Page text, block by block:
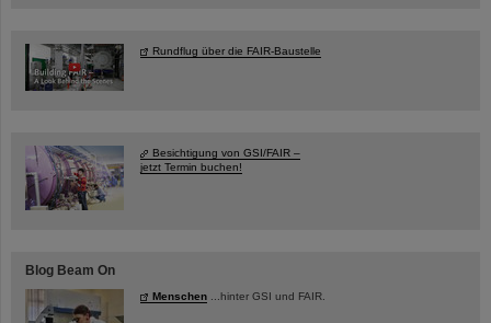
Rundflug über die FAIR-Baustelle
Besichtigung von GSI/FAIR –
jetzt Termin buchen!
Blog Beam On
Menschen ...hinter GSI und FAIR.